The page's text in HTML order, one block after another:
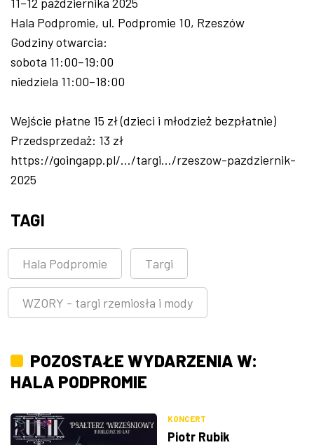
Hala Podpromie, ul. Podpromie 10, Rzeszów
Godziny otwarcia:
sobota 11:00–19:00
niedziela 11:00–18:00
Wejście płatne 15 zł (dzieci i młodzież bezpłatnie)
Przedsprzedaż: 13 zł
https://goingapp.pl/.../targi.../rzeszow-pazdziernik-
2025
TAGI
Hala Podpromie Targi
WZORY - targi rzemiosła i mody
POZOSTAŁE WYDARZENIA W:
HALA PODPROMIE
KONCERT
Piotr Rubik